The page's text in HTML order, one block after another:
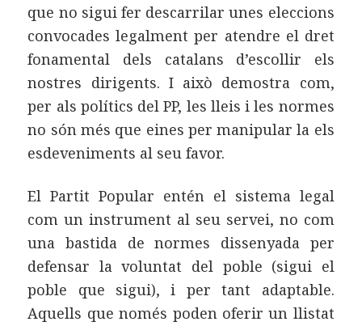
que no sigui fer descarrilar unes eleccions
convocades legalment per atendre el dret
fonamental dels catalans d’escollir els
nostres dirigents. I això demostra com,
per als polítics del PP, les lleis i les normes
no són més que eines per manipular la els
esdeveniments al seu favor.
El Partit Popular entén el sistema legal
com un instrument al seu servei, no com
una bastida de normes dissenyada per
defensar la voluntat del poble (sigui el
poble que sigui), i per tant adaptable.
Aquells que només poden oferir un llistat